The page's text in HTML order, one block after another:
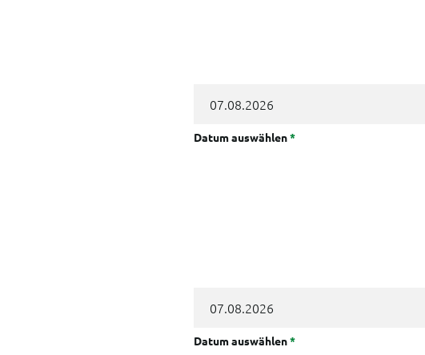
Datum auswählen*
Datum auswählen*